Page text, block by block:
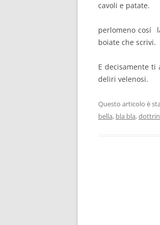
cavoli e patate.
perlomeno cosí
boiate che scrivi.
E decisamente
deliri velenosi.
Questo articolo è
bella, bla bla,